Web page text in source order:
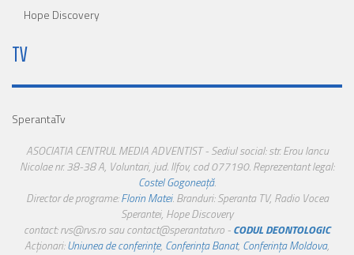
Hope Discovery
TV
SperantaTv
ASOCIATIA CENTRUL MEDIA ADVENTIST - Sediul social: str. Erou Iancu
Nicolae nr. 38-38 A, Voluntari, jud. Ilfov, cod 077190. Reprezentant legal:
Costel Gogoneață.
Director de programe:Florin Matei. Branduri: Speranta TV, Radio Vocea
Sperantei, Hope Discovery
contact: rvs@rvs.ro sau contact@sperantatv.ro -CODUL DEONTOLOGIC
Acționari:Uniunea de conferințe, Conferința Banat, Conferința Moldova,